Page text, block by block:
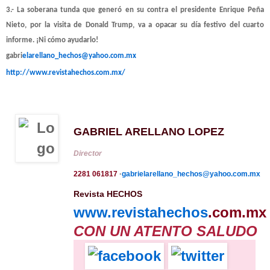
3.- La soberana tunda que generó en su contra el presidente Enrique Peña
Nieto, por la visita de Donald Trump, va a opacar su día festivo del cuarto
informe. ¡Ni cómo ayudarlo!
gabrielarellano_hechos@yahoo.com.mx
http://www.revistahechos.com.mx/
GABRIEL ARELLANO LOPEZ
Director
2281 061817 ·gabrielarellano_hechos@yahoo.com.mx
Revista HECHOS
www.revistahechos.com.mx
CON UN ATENTO SALUDO